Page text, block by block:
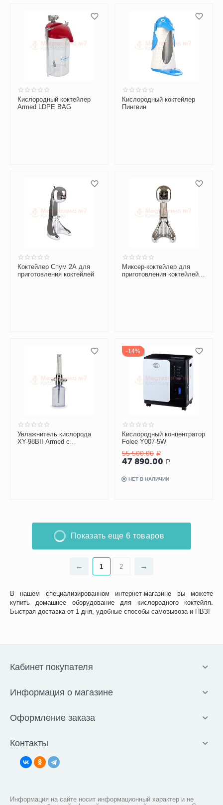
В нашем специализированном интернет-магазине вы можете
купить домашнее оборудование для кислородного коктейля.
Быстрая доставка от 1 дня, удобные способы самовывоза и ПВЗ!
Кислородный коктейлер
Аrmed LDPE BAG
Кислородный коктейлер
Пингвин
Коктейлер Спум 2А для
приготовления коктейлей
Миксер-коктейлер для
приготовления коктейлей
Увлажнитель кислорода
XY-98BII Armed с
14%
Кислородный концентратор
Folee Y007-5W
55 500.00 Р
47 890.00 Р
НЕТ В НАЛИЧИИ
Показать еще 6 товаров
1 2
Кабинет покупателя
Информация о магазине
Оформление заказа
Контакты
Информация на сайте носит информационный характер и не